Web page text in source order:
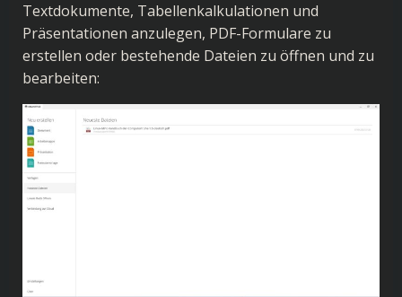
Textdokumente, Tabellenkalkulationen und
Präsentationen anzulegen, PDF-Formulare zu
erstellen oder bestehende Dateien zu öffnen und zu
bearbeiten: